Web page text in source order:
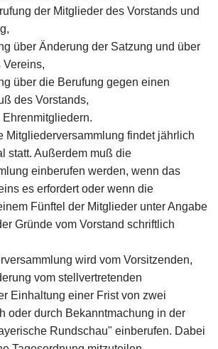
der Mitglieder des Vorstands und
über Änderung der Satzung und über
Vereins,
über die Berufung gegen einen
des Vorstands,
Mitgliederversammlung findet jährlich
statt. Außerdem muß die
einberufen werden, wenn das
es erfordert oder wenn die
Fünftel der Mitglieder unter Angabe
Gründe vom Vorstand schriftlich
wird vom Vorsitzenden,
vom stellvertretenden
Einhaltung einer Frist von zwei
oder durch Bekanntmachung in der
Rundschau" einberufen. Dabei